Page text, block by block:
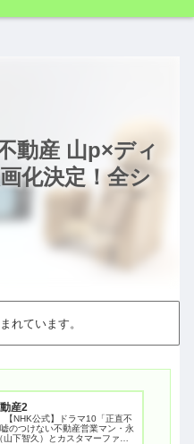
動産 山p×ディ
化決定！全シ
れています。
産2
【NHK公式】ドラマ10「正直不
のつけない不動産営業マン・永
山下智久）とカスタマーファー